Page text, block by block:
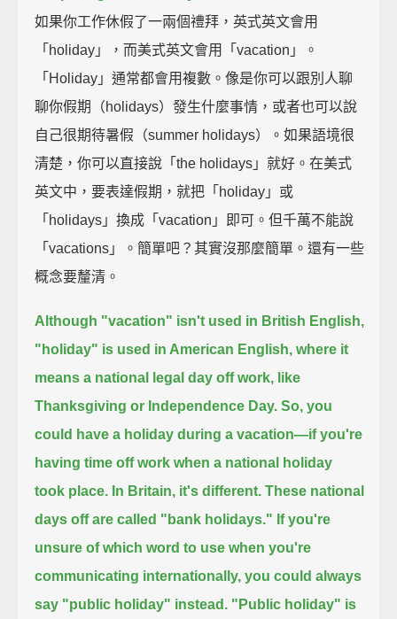
如果你工作休假了一兩個禮拜，英式英文會用
「holiday」，而美式英文會用「vacation」。
「Holiday」通常都會用複數。像是你可以跟別人聊
聊你假期（holidays）發生什麼事情，或者也可以說
自己很期待暑假（summer holidays）。如果語境很
清楚，你可以直接說「the holidays」就好。在美式
英文中，要表達假期，就把「holiday」或
「holidays」換成「vacation」即可。但千萬不能說
「vacations」。簡單吧？其實沒那麼簡單。還有一些
概念要釐清。
Although "vacation" isn't used in British English,
"holiday" is used in American English, where it
means a national legal day off work, like
Thanksgiving or Independence Day. So, you
could have a holiday during a vacation—if you're
having time off work when a national holiday
took place. In Britain, it's different. These national
days off are called "bank holidays." If you're
unsure of which word to use when you're
communicating internationally, you could always
say "public holiday" instead. "Public holiday" is